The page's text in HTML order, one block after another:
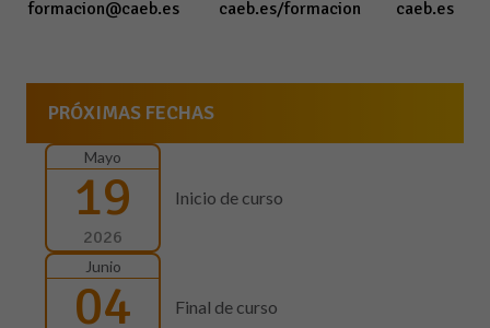
PRÓXIMAS FECHAS
Mayo
19
2026
Inicio de curso
Junio
04 Final de curso
formacion@caeb.es caeb.es/formacion caeb.es